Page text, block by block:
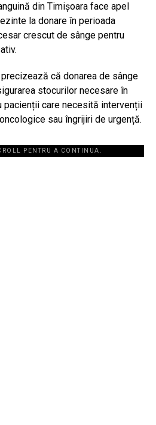
din Timișoara face apel
la donare în perioada
crescut de sânge pentru
că donarea de sânge
stocurilor necesare în
pacienții care necesită intervenții
sau îngrijiri de urgență.
PENTRU A CONTINUA.